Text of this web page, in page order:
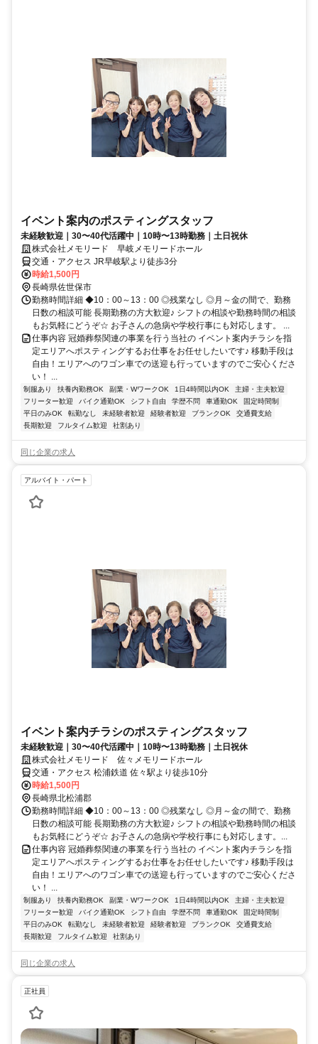
イベント案内のポスティングスタッフ
未経験歓迎｜30〜40代活躍中｜10時〜13時勤務｜土日祝休
株式会社メモリード 早岐メモリードホール
交通・アクセス JR早岐駅より徒歩3分
時給1,500円
長崎県佐世保市
勤務時間詳細 ◆10：00～13：00 ◎残業なし ◎月～金の間で、勤務
日数の相談可能 長期勤務の方大歓迎♪ シフトの相談や勤務時間の相談
もお気軽にどうぞ☆ お子さんの急病や学校行事にも対応します。 ...
仕事内容 冠婚葬祭関連の事業を行う当社の イベント案内チラシを指
定エリアへポスティングするお仕事をお任せしたいです♪ 移動手段は
自由！エリアへのワゴン車での送迎も行っていますのでご安心くださ
い！ ...
制服あり 扶養内勤務OK 副業・WワークOK 1日4時間以内OK
主婦・主夫歓迎
フリーター歓迎
バイク通勤OK シフト自由 学歴不問 車通勤OK
固定時間制
平日のみOK
転勤なし 未経験者歓迎 経験者歓迎 ブランクOK
交通費支給
長期歓迎
フルタイム歓迎 社割あり
同じ企業の求人
アルバイト・パート
イベント案内チラシのポスティングスタッフ
未経験歓迎｜30〜40代活躍中｜10時〜13時勤務｜土日祝休
株式会社メモリード 佐々メモリードホール
交通・アクセス 松浦鉄道 佐々駅より徒歩10分
時給1,500円
長崎県北松浦郡
勤務時間詳細 ◆10：00～13：00 ◎残業なし ◎月～金の間で、勤務
日数の相談可能 長期勤務の方大歓迎♪ シフトの相談や勤務時間の相談
もお気軽にどうぞ☆ お子さんの急病や学校行事にも対応します。...
仕事内容 冠婚葬祭関連の事業を行う当社の イベント案内チラシを指
定エリアへポスティングするお仕事をお任せしたいです♪ 移動手段は
自由！エリアへのワゴン車での送迎も行っていますのでご安心くださ
い！ ...
制服あり 扶養内勤務OK 副業・WワークOK 1日4時間以内OK
主婦・主夫歓迎
フリーター歓迎
バイク通勤OK シフト自由 学歴不問 車通勤OK
固定時間制
平日のみOK
転勤なし 未経験者歓迎 経験者歓迎 ブランクOK
交通費支給
長期歓迎
フルタイム歓迎 社割あり
同じ企業の求人
正社員